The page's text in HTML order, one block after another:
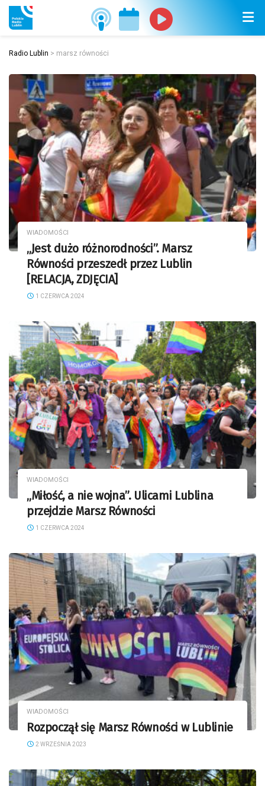
Radio Lublin > marsz równości
WIADOMOŚCI
„Jest dużo różnorodności”. Marsz
Równości przeszedł przez Lublin
[RELACJA, ZDJĘCIA]
1 CZERWCA 2024
WIADOMOŚCI
„Miłość, a nie wojna”. Ulicami Lublina
przejdzie Marsz Równości
1 CZERWCA 2024
WIADOMOŚCI
Rozpoczął się Marsz Równości w Lublinie
2 WRZEŚNIA 2023